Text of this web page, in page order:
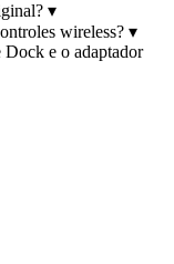
▾
wireless? ▾
Dock e o adaptador